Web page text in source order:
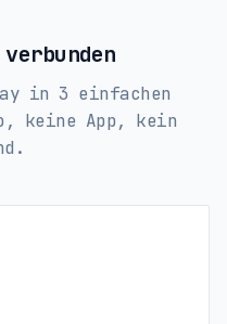
in 3 einfachen
keine App, kein